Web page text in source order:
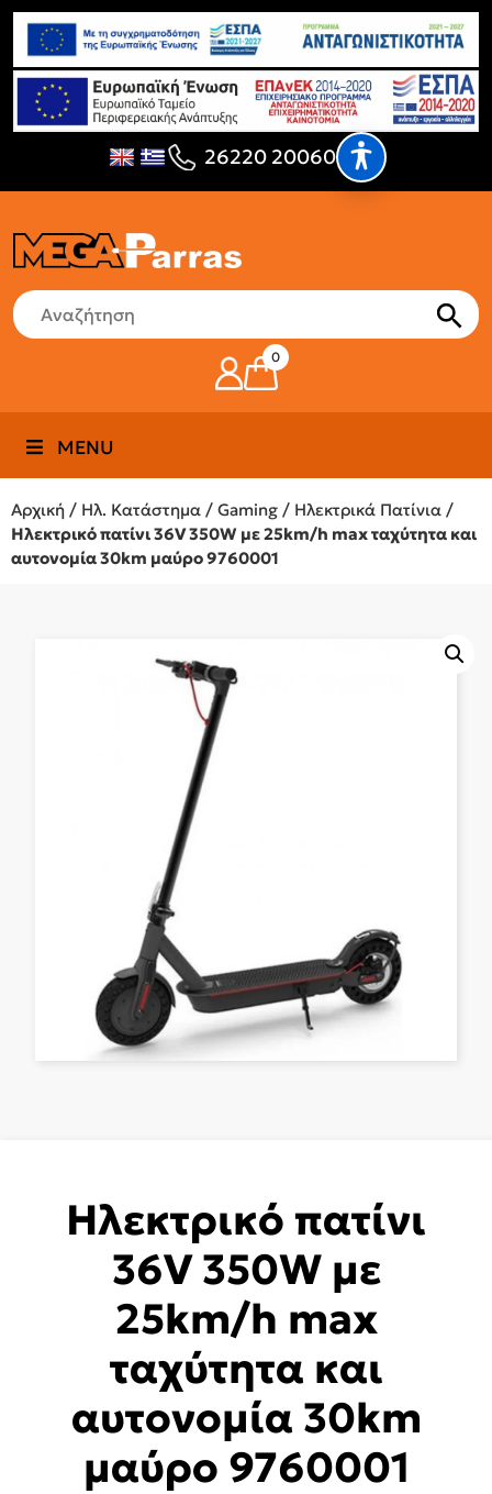
26220 20060
0
MENU
Αρχική / Ηλ. Κατάστημα / Gaming / Ηλεκτρικά Πατίνια /
Ηλεκτρικό πατίνι 36V 350W με 25km/h max ταχύτητα και
αυτονομία 30km μαύρο 9760001
Ηλεκτρικό πατίνι
36V 350W με
25km/h max
ταχύτητα και
αυτονομία 30km
μαύρο 9760001